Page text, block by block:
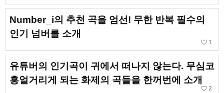
Number_i의 추천 곡을 엄선! 무한 반복 필수의
인기 넘버를 소개
favorite_border 1
유튜버의 인기곡이 귀에서 떠나지 않는다. 무심코
흥얼거리게 되는 화제의 곡들을 한꺼번에 소개
favorite_border 2